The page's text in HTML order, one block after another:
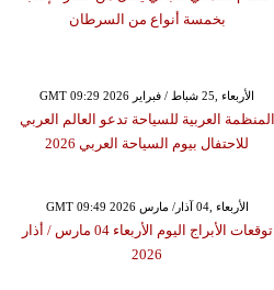
بخمسة أنواع من السرطان
GMT 09:29 2026 الأربعاء ,25 شباط / فبراير
المنظمة العربية للسياحة تدعو العالم العربي
للاحتفال بيوم السياحة العربي 2026
GMT 09:49 2026 الأربعاء ,04 آذار/ مارس
توقعات الأبراج اليوم الأربعاء 04 مارس / أذار
2026